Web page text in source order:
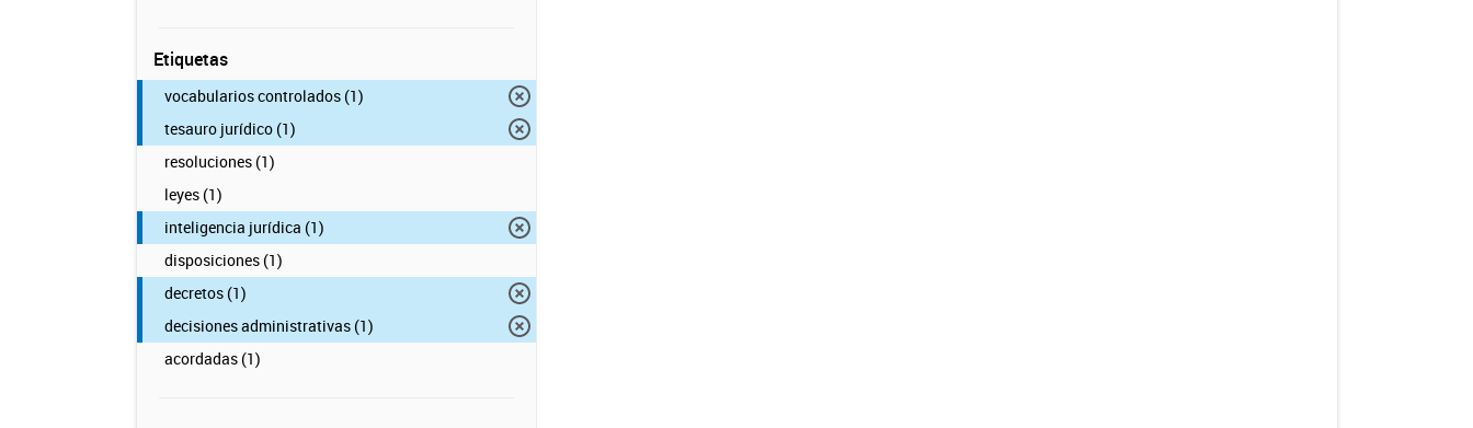
Etiquetas
vocabularios controlados (1)
tesauro jurídico (1)
resoluciones (1)
leyes (1)
inteligencia jurídica (1)
disposiciones (1)
decretos (1)
decisiones administrativas (1)
acordadas (1)